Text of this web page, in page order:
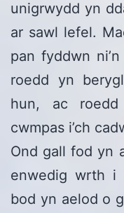
unigrwydd yn
ar sawl lefel.
pan fyddwn
roedd yn
hun, ac
cwmpas i’ch
Ond gall fod yn
enwedig wrth i
bod yn aelod o